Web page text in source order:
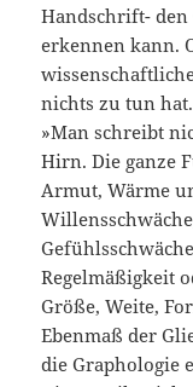
Handschrift- den
erkennen kann.
nichts zu tun hat.
»Man schreibt
Hirn. Die ganze
Armut, Wärme
Regelmäßigkeit
Größe, Weite,
Ebenmaß der
die Graphologie